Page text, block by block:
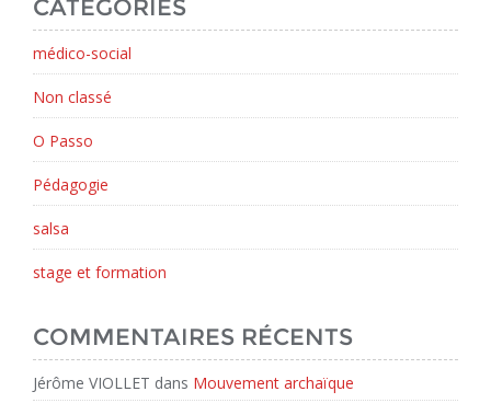
CATÉGORIES
médico-social
Non classé
O Passo
Pédagogie
salsa
stage et formation
COMMENTAIRES RÉCENTS
Jérôme VIOLLET dans Mouvement archaïque